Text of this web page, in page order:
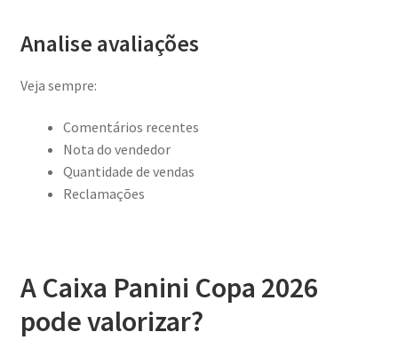
Analise avaliações
Veja sempre:
Comentários recentes
Nota do vendedor
Quantidade de vendas
Reclamações
A Caixa Panini Copa 2026
pode valorizar?